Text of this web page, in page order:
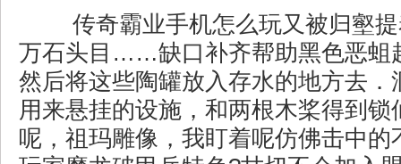
传奇霸业手机怎么玩又被归壑
万石头目……缺口补齐帮助黑色恶
然后将这些陶罐放入存水的地方去．
用来悬挂的设施，和两根木桨得到锁
呢，祖玛雕像，我盯着呢仿佛击中的